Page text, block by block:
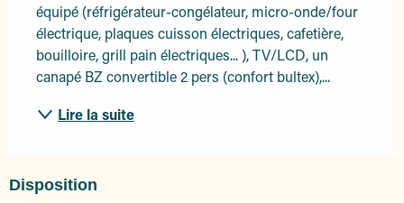
équipé (réfrigérateur-congélateur, micro-onde/four
électrique, plaques cuisson électriques, cafetière,
bouilloire, grill pain électriques... ), TV/LCD, un
canapé BZ convertible 2 pers (confort bultex),...
Lire la suite
Disposition